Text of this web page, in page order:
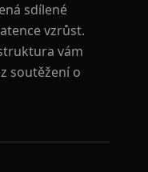
sdílené
vzrůst.
vám
soutěžení o